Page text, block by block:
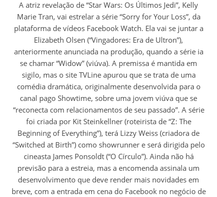
A atriz revelação de “Star Wars: Os Últimos Jedi”, Kelly
Marie Tran, vai estrelar a série “Sorry for Your Loss”, da
plataforma de vídeos Facebook Watch. Ela vai se juntar a
Elizabeth Olsen (“Vingadores: Era de Ultron”),
anteriormente anunciada na produção, quando a série ia
se chamar “Widow” (viúva). A premissa é mantida em
sigilo, mas o site TVLine apurou que se trata de uma
comédia dramática, originalmente desenvolvida para o
canal pago Showtime, sobre uma jovem viúva que se
“reconecta com relacionamentos de seu passado”. A série
foi criada por Kit Steinkellner (roteirista de “Z: The
Beginning of Everything”), terá Lizzy Weiss (criadora de
“Switched at Birth”) como showrunner e será dirigida pelo
cineasta James Ponsoldt (“O Círculo”). Ainda não há
previsão para a estreia, mas a encomenda assinala um
desenvolvimento que deve render mais novidades em
breve, com a entrada em cena do Facebook no negócio de